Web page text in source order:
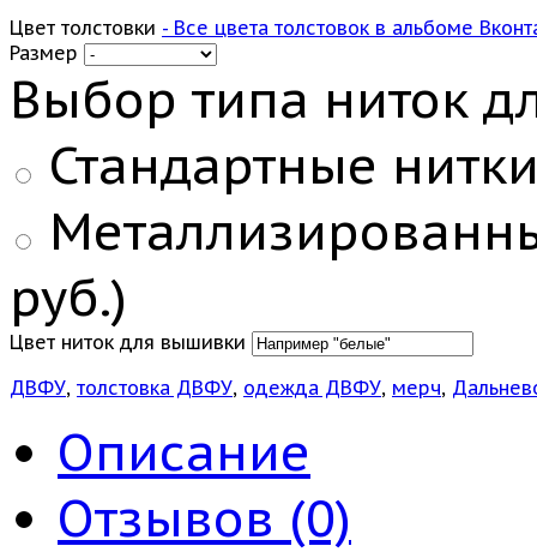
Цвет толстовки - Все цвета толстовок в альбоме
Размер
Выбор типа ниток
Стандартные
руб.)
Цвет ниток для вышивки
ДВФУ, толстовка ДВФУ, одежда ДВФУ, мерч,
Описание
Отзывов (0)